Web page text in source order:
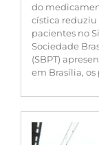
do
cística reduziu
pacientes no
Sociedade
(SBPT)
em Brasília,